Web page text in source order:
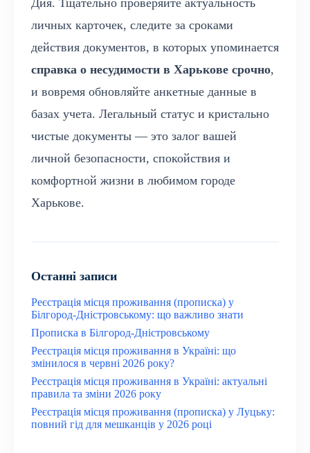
Дия. Тщательно проверяйте актуальность
личных карточек, следите за сроками
действия документов, в которых упоминается
справка о несудимости в Харькове срочно,
и вовремя обновляйте анкетные данные в
базах учета. Легальный статус и кристально
чистые документы — это залог вашей
личной безопасности, спокойствия и
комфортной жизни в любимом городе
Харькове.
Останні записи
Реєстрація місця проживання (прописка) у
Білгород-Дністровському: що важливо знати
Прописка в Білгород-Дністровському
Реєстрація місця проживання в Україні: що
змінилося в червні 2026 року?
Реєстрація місця проживання в Україні: актуальні
правила та зміни 2026 року
Реєстрація місця проживання (прописка) у Луцьку:
повний гід для мешканців у 2026 році